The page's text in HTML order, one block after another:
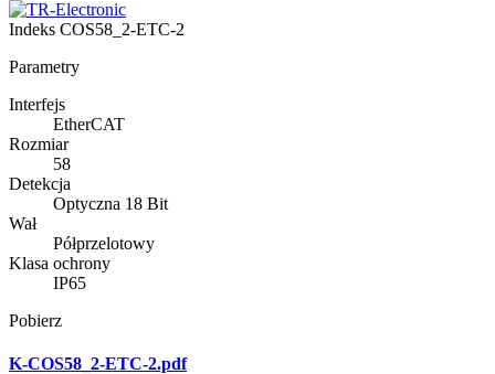
Indeks COS58_2-ETC-2
Parametry
Interfejs
EtherCAT
Rozmiar
58
Detekcja
Optyczna 18 Bit
Wał
Półprzelotowy
Klasa ochrony
IP65
Pobierz
K-COS58_2-ETC-2.pdf